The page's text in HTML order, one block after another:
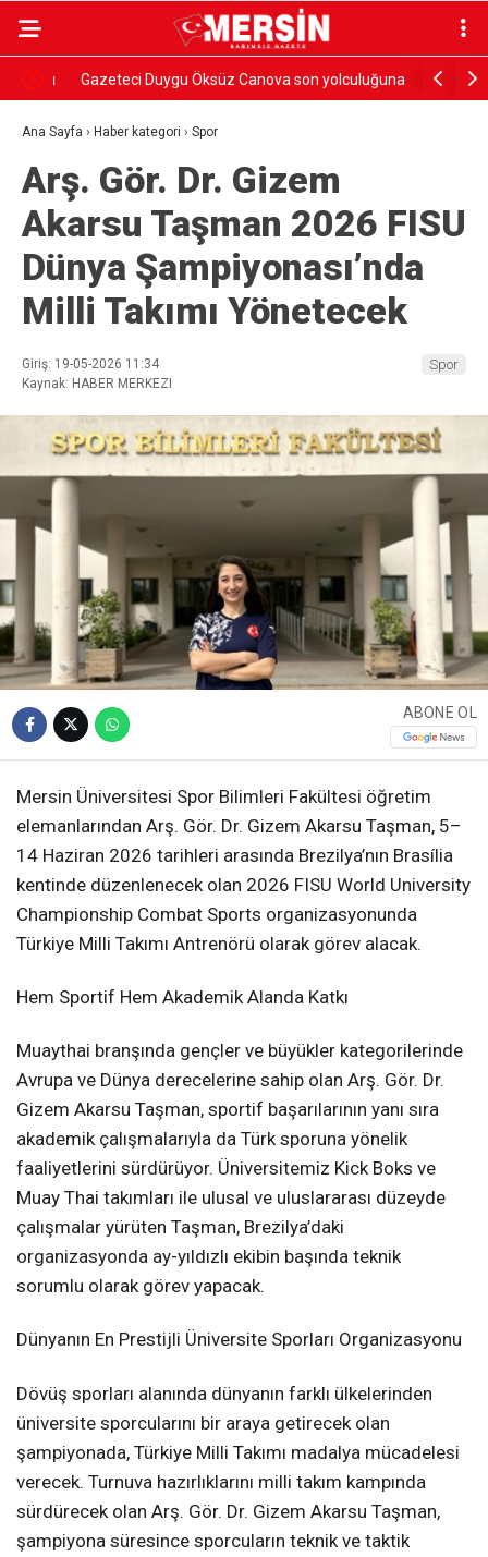
Gazeteci Duygu Öksüz Canova son yolculuğuna
uğurlandı
Ali
Ana Sayfa › Haber kategori › Spor
Arş. Gör. Dr. Gizem
Akarsu Taşman 2026 FISU
Dünya Şampiyonası’nda
Milli Takımı Yönetecek
Giriş: 19-05-2026 11:34
Kaynak: HABER MERKEZI
Spor
ABONE OL
Mersin Üniversitesi Spor Bilimleri Fakültesi öğretim
elemanlarından Arş. Gör. Dr. Gizem Akarsu Taşman, 5–
14 Haziran 2026 tarihleri arasında Brezilya’nın Brasília
kentinde düzenlenecek olan 2026 FISU World University
Championship Combat Sports organizasyonunda
Türkiye Milli Takımı Antrenörü olarak görev alacak.
Hem Sportif Hem Akademik Alanda Katkı
Muaythai branşında gençler ve büyükler kategorilerinde
Avrupa ve Dünya derecelerine sahip olan Arş. Gör. Dr.
Gizem Akarsu Taşman, sportif başarılarının yanı sıra
akademik çalışmalarıyla da Türk sporuna yönelik
faaliyetlerini sürdürüyor. Üniversitemiz Kick Boks ve
Muay Thai takımları ile ulusal ve uluslararası düzeyde
çalışmalar yürüten Taşman, Brezilya’daki
organizasyonda ay-yıldızlı ekibin başında teknik
sorumlu olarak görev yapacak.
Dünyanın En Prestijli Üniversite Sporları Organizasyonu
Dövüş sporları alanında dünyanın farklı ülkelerinden
üniversite sporcularını bir araya getirecek olan
şampiyonada, Türkiye Milli Takımı madalya mücadelesi
verecek. Turnuva hazırlıklarını milli takım kampında
sürdürecek olan Arş. Gör. Dr. Gizem Akarsu Taşman,
şampiyona süresince sporcuların teknik ve taktik